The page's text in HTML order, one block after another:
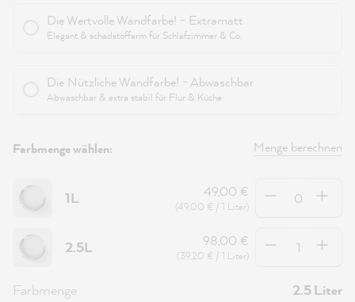
Die Wertvolle Wandfarbe! - Extramatt
Elegant & schadstoffarm für Schlafzimmer & Co.
Die Nützliche Wandfarbe! - Abwaschbar
Abwaschbar & extra stabil für Flur & Küche
Farbmenge wählen: Menge berechnen
1L 49,00 €
(49,00 € / 1 Liter)
2.5L 98,00 €
(39,20 € / 1 Liter)
Farbmenge
2.5 Liter